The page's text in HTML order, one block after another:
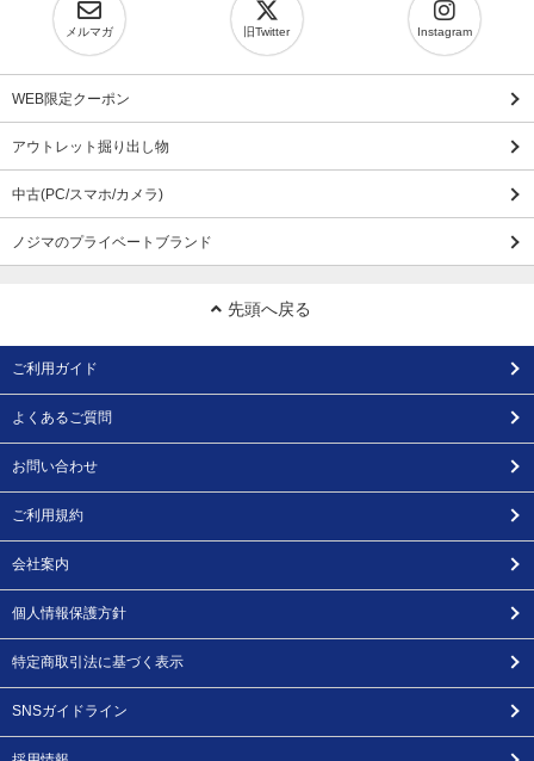
メルマガ 旧Twitter Instagram
WEB限定クーポン
アウトレット掘り出し物
中古(PC/スマホ/カメラ)
ノジマのプライベートブランド
先頭へ戻る
ご利用ガイド
よくあるご質問
お問い合わせ
ご利用規約
会社案内
個人情報保護方針
特定商取引法に基づく表示
SNSガイドライン